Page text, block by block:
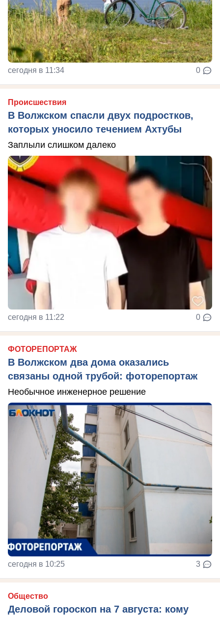
сегодня в 11:34 0
Происшествия
В Волжском спасли двух подростков,
которых уносило течением Ахтубы
Заплыли слишком далеко
сегодня в 11:22 0
ФОТОРЕПОРТАЖ
В Волжском два дома оказались
связаны одной трубой: фоторепортаж
Необычное инженерное решение
сегодня в 10:25 3
Общество
Деловой гороскоп на 7 августа: кому